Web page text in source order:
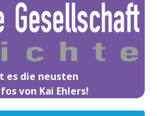
es die neusten
von Kai Ehlers!